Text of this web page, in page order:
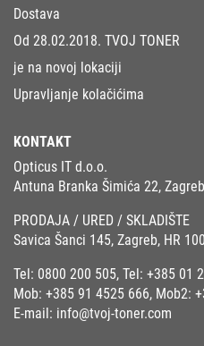
Dostava
Od 28.02.2018. TVOJ TONER
je na novoj lokaciji
Upravljanje kolačićima
KONTAKT
Opticus IT d.o.o.
Antuna Branka Šimića 22,
PRODAJA / URED / SKLADIŠTE
Savica Šanci 145, Zagreb, HR
Tel: 0800 200 505, Tel: +385 01
Mob: +385 91 4525 666, Mob2:
E-mail: info@tvoj-toner.com